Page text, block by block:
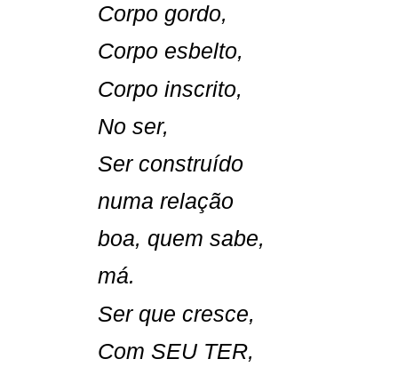
Corpo gordo,
Corpo esbelto,
Corpo inscrito,
No ser,
Ser construído
numa relação
boa, quem sabe,
má.
Ser que cresce,
Com SEU TER,